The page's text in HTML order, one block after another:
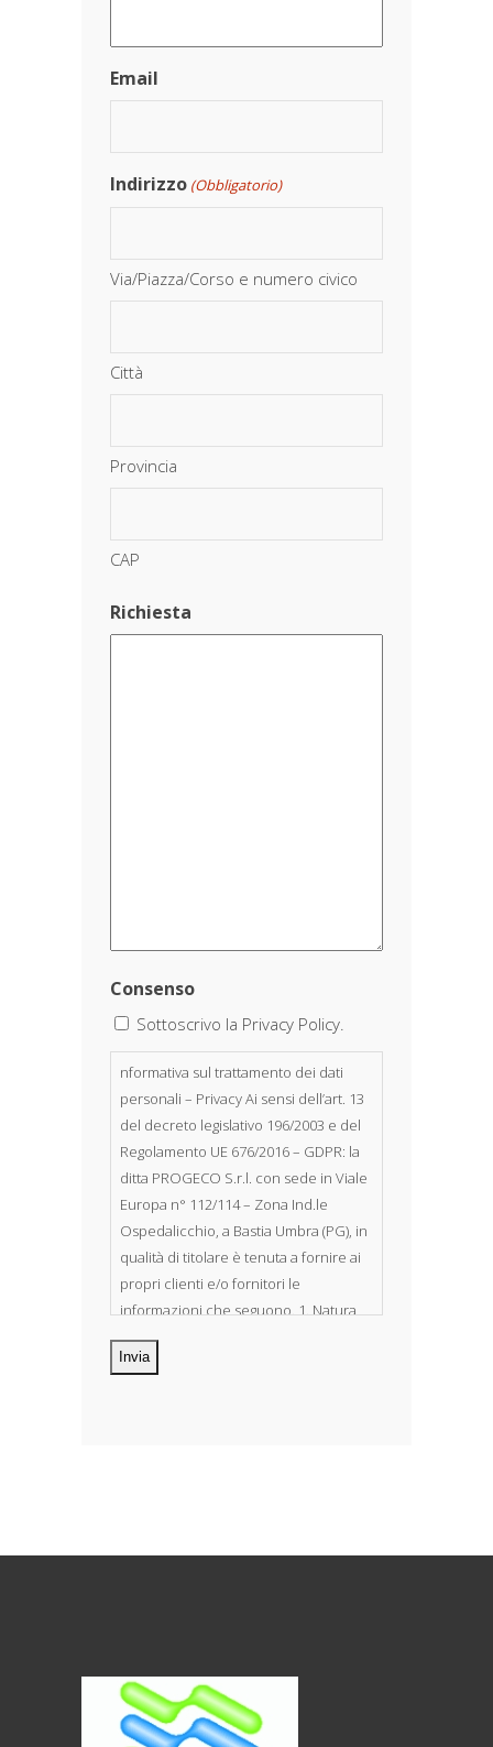
Email
Indirizzo (Obbligatorio)
Via/Piazza/Corso e numero civico
Città
Provincia
CAP
Richiesta
Consenso
Sottoscrivo la Privacy Policy.
nformativa sul trattamento dei dati
personali – Privacy Ai sensi dell’art. 13
del decreto legislativo 196/2003 e del
Regolamento UE 676/2016 – GDPR: la
ditta PROGECO S.r.l. con sede in Viale
Europa n° 112/114 – Zona Ind.le
Ospedalicchio, a Bastia Umbra (PG), in
qualità di titolare è tenuta a fornire ai
propri clienti e/o fornitori le
informazioni che seguono. 1. Natura
dei dati personali Costituiscono
oggetto di trattamento i Suoi dati
convinzioni religiose, filosofiche o di
altro genere, le opinioni politiche,
l’adesione a partiti, sindacati,